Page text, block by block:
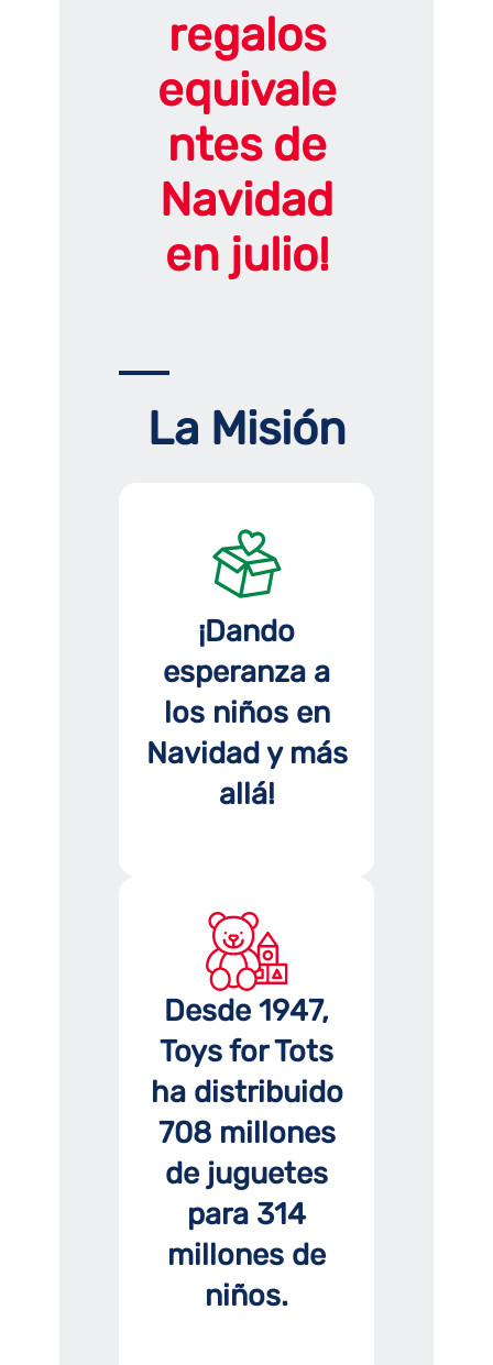
regalos
equivale
ntes de
Navidad
en julio!
La Misión
¡Dando
esperanza a
los niños en
Navidad y más
allá!
Desde 1947,
Toys for Tots
ha distribuido
708 millones
de juguetes
para 314
millones de
niños.